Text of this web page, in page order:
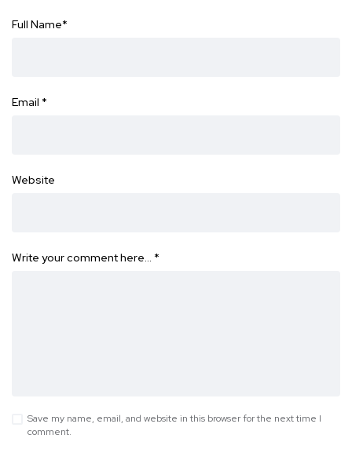
Full Name*
Email *
Website
Write your comment here… *
Save my name, email, and website in this browser for the next time I
comment.